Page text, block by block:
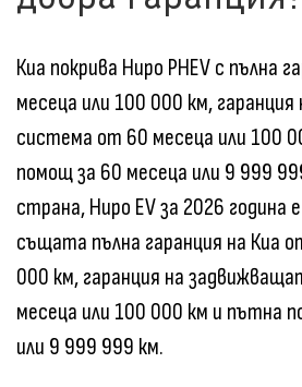
Киа покрива Ниро PHEV с пълна
месеца или 100 000 км,
система от 60 месеца или 100
помощ за 60 месеца или 9 999
страна, Ниро EV за 2026 година
същата пълна гаранция на Киа
000 км, гаранция на
месеца или 100 000 км и пътна
или 9 999 999 км.